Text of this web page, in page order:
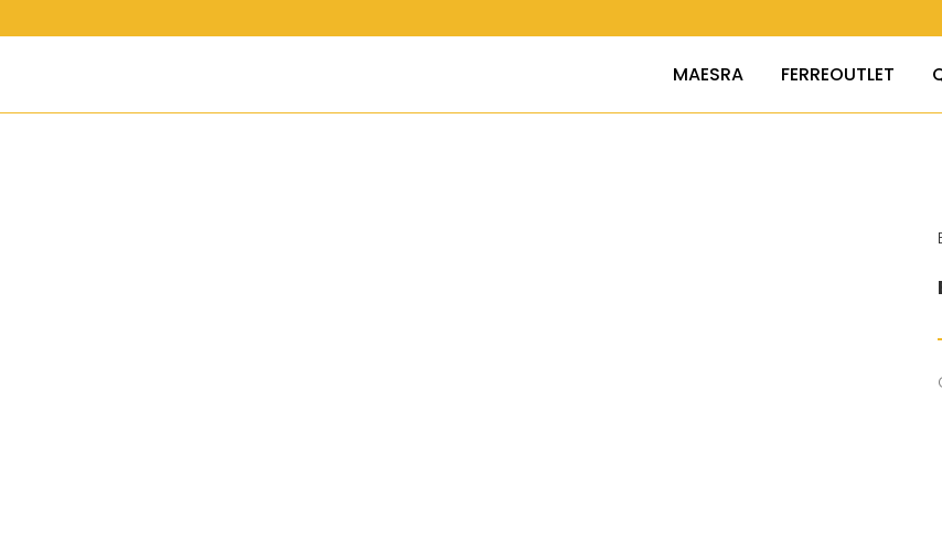
MAESRA FERREOUTLET